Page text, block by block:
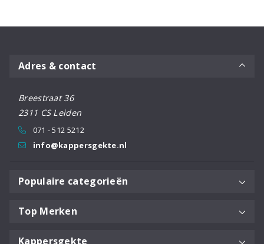
Adres & contact
Breestraat 36
2311 CS Leiden
071 - 512 5212
info@kappersgekte.nl
Populaire categorieën
Top Merken
Kappersgekte